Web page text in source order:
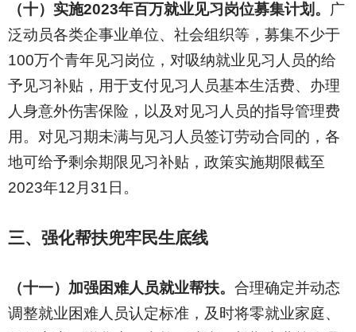
（十）实施2023年百万就业见习岗位募集计划。
广
泛动员各类企事业单位、社会组织等，募集不少于
100万个青年见习岗位，对吸纳就业见习人员的给
予见习补贴，用于支付见习人员基本生活费、办理
人身意外伤害保险，以及对见习人员的指导管理费
用。对见习期未满与见习人员签订劳动合同的，各
地可给予剩余期限见习补贴，政策实施期限截至
2023年12月31日。
三、强化帮扶兜牢民生底线
（十一）加强困难人员就业帮扶。 合理确定并动态
调整就业困难人员认定标准，及时将零就业家庭、